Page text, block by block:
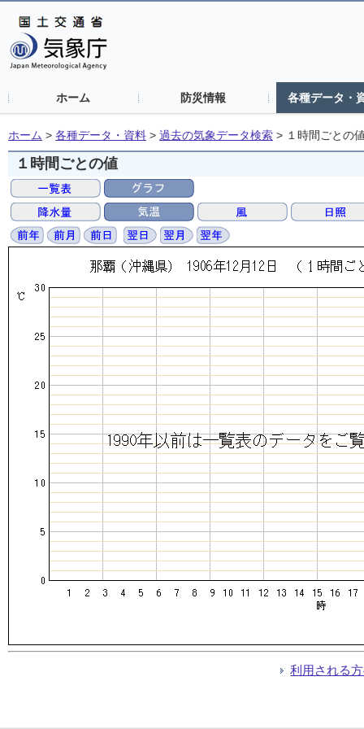
ホーム 防災情報 各種データ・
ホーム > 各種データ・資料 > 過去の気象データ検索 > １時間ごとの
１時間ごとの値
利用される